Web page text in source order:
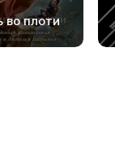
во плоти